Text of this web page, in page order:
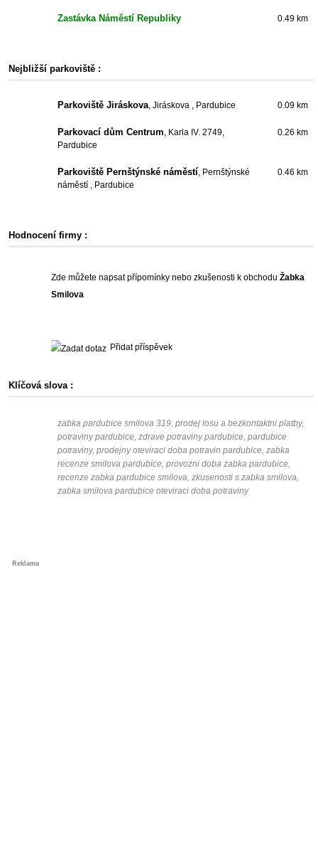
Zastávka Náměstí Republiky 0.49 km
Nejbližší parkoviště :
Parkoviště Jiráskova, Jiráskova , Pardubice 0.09 km
Parkovací dům Centrum, Karla IV. 2749,
Pardubice
0.26 km
Parkoviště Pernštýnské náměstí, Pernštýnské
náměstí , Pardubice
0.46 km
Hodnocení firmy :
Zde můžete napsat přípomínky nebo zkušenosti k obchoduŽabka
Smilova
Přidat příspěvek
Klíčová slova :
zabka pardubice smilova 319, prodej losu a bezkontaktni platby,
potraviny pardubice, zdrave potraviny pardubice, pardubice
potraviny, prodejny oteviraci doba potravin pardubice, zabka
recenze smilova pardubice, provozni doba zabka pardubice,
recenze zabka pardubice smilova, zkusenosti s zabka smilova,
zabka smilova pardubice oteviraci doba potraviny
Reklama